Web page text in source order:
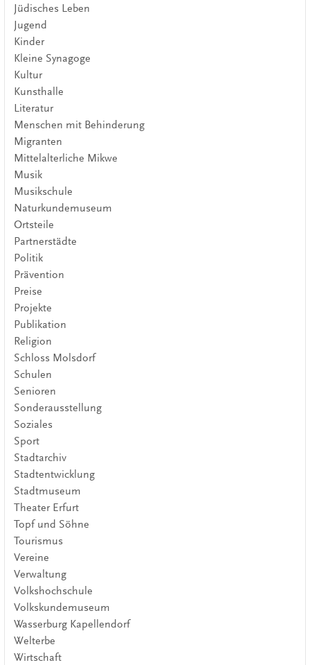
Jüdisches Leben
Jugend
Kinder
Kleine Synagoge
Kultur
Kunsthalle
Literatur
Menschen mit Behinderung
Migranten
Mittelalterliche Mikwe
Musik
Musikschule
Naturkundemuseum
Ortsteile
Partnerstädte
Politik
Prävention
Preise
Projekte
Publikation
Religion
Schloss Molsdorf
Schulen
Senioren
Sonderausstellung
Soziales
Sport
Stadtarchiv
Stadtentwicklung
Stadtmuseum
Theater Erfurt
Topf und Söhne
Tourismus
Vereine
Verwaltung
Volkshochschule
Volkskundemuseum
Wasserburg Kapellendorf
Welterbe
Wirtschaft